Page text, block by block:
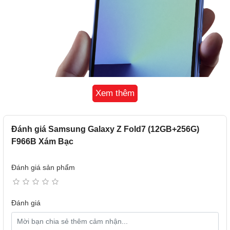
Xem thêm
Đánh giá Samsung Galaxy Z Fold7 (12GB+256G)
F966B Xám Bạc
Đánh giá sản phẩm
Đánh giá